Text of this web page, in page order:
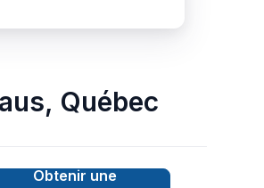
, Québec
Obtenir une